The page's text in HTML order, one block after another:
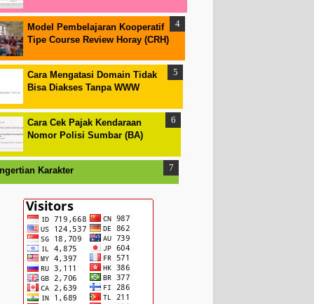
Model Pembelajaran Kooperatif
Tipe Course Review Horay (CRH)
Cara Mengatasi Domain Tidak
Bisa Diakses Tanpa WWW
Cara Cek Pajak Kendaraan
Nomor Polisi Sumbar (BA)
Karakter